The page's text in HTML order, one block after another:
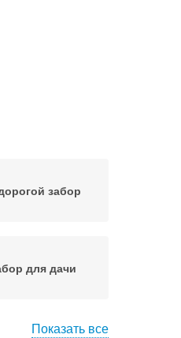
забор
для дачи
Показать все